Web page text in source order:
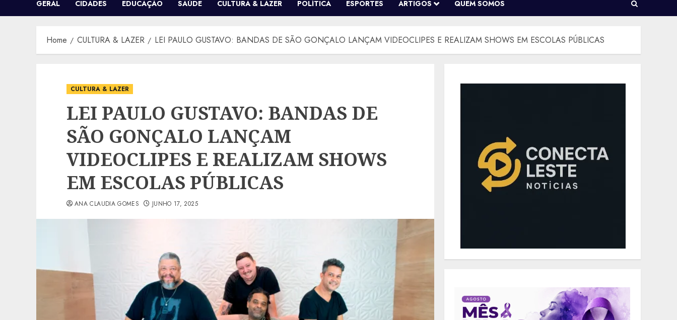
GERAL CIDADES EDUCAÇÃO SAÚDE CULTURA & LAZER POLÍTICA ESPORTES ARTIGOS QUEM SOMOS
Home CULTURA & LAZER LEI PAULO GUSTAVO: BANDAS DE SÃO GONÇALO LANÇAM VIDEOCLIPES E REALIZAM SHOWS EM ESCOLAS PÚBLICAS
CULTURA & LAZER
LEI PAULO GUSTAVO: BANDAS DE
SÃO GONÇALO LANÇAM
VIDEOCLIPES E REALIZAM SHOWS
EM ESCOLAS PÚBLICAS
ANA CLAUDIA GOMES JUNHO 17, 2025